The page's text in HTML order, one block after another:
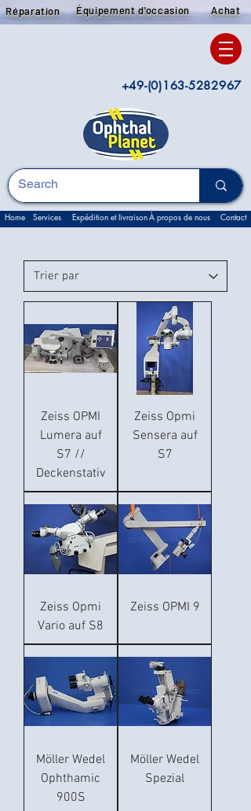
Réparation Équipement d'occasion Achat
+49-(0)163-5282967
Home Services Expédition et livraisonÀ propos de nous Contact
Zeiss OPMI
Lumera auf
S7 //
Deckenstativ
Zeiss Opmi
Sensera auf
S7
Zeiss Opmi
Vario auf S8
Zeiss OPMI 9
Möller Wedel
Ophthamic
900S
Möller Wedel
Spezial